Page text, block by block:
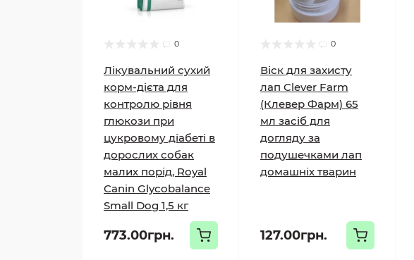
0
Лікувальний сухий
корм-дієта для
контролю рівня
глюкози при
цукровому діабеті в
дорослих собак
малих порід, Royal
Canin Glycobalance
Small Dog 1,5 кг
773.00грн.
0
Віск для захисту
лап Clever Farm
(Клевер Фарм) 65
мл засіб для
догляду за
подушечками лап
домашніх тварин
127.00грн.